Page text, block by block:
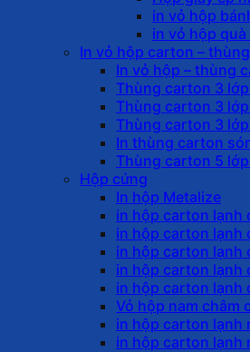
in vỏ hộp
in vỏ hộp quà
In vỏ hộp carton –
In vỏ hộp – thùng
Thùng carton 3
Thùng carton 3
Thùng carton 3
In thùng carton
Thùng carton 5 lớp
Hộp cứng
In hộp Metalize
in hộp carton lạnh
in hộp carton lạnh
in hộp carton lạnh
in hộp carton lạnh
in hộp carton lạnh
Vỏ hộp nam châm
in hộp carton lạnh
in hộp carton lạnh